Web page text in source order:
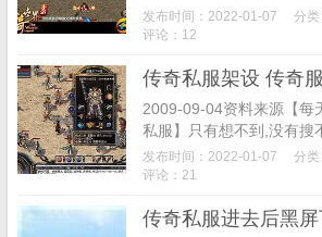
能性即是登入器和引擎不
好，这个疑问应该是菜鸟
发布时间：2022-01-07 分类
评论：12
传奇私服架设 传奇
2009-09-04资料来源【每
私服】只有想不到,没有搜
服双倍容易】,长久,经典,
1.85,1.90,轻变,...
发布时间：2022-01-07 分类
评论：21
传奇私服进去后黑